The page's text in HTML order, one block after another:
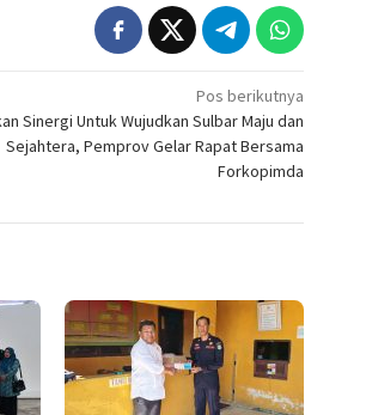
Pos berikutnya
Sinergi Untuk Wujudkan Sulbar Maju dan
Sejahtera, Pemprov Gelar Rapat Bersama
Forkopimda